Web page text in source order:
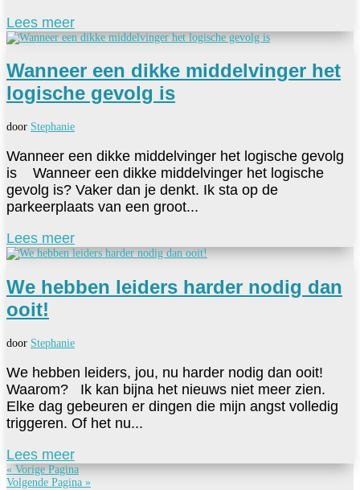
Lees meer
Wanneer een dikke middelvinger het
logische gevolg is
door Stephanie
Wanneer een dikke middelvinger het logische gevolg
is Wanneer een dikke middelvinger het logische
gevolg is? Vaker dan je denkt. Ik sta op de
parkeerplaats van een groot...
Lees meer
We hebben leiders harder nodig dan
ooit!
door Stephanie
We hebben leiders, jou, nu harder nodig dan ooit!
Waarom? Ik kan bijna het nieuws niet meer zien.
Elke dag gebeuren er dingen die mijn angst volledig
triggeren. Of het nu...
Lees meer
« Vorige Pagina
Volgende Pagina »